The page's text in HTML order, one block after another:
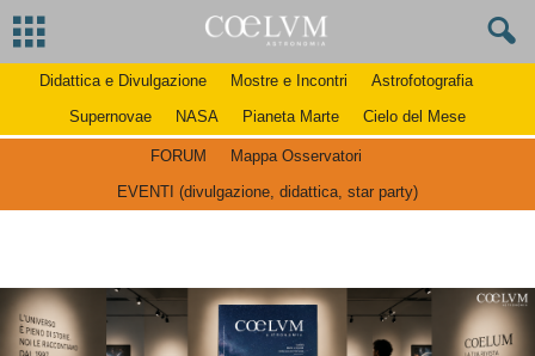
Didattica e Divulgazione Mostre e Incontri
Astrofotografia
Supernovae
NASA Pianeta Marte Cielo del Mese
FORUM
Mappa Osservatori
EVENTI (divulgazione, didattica, star party)